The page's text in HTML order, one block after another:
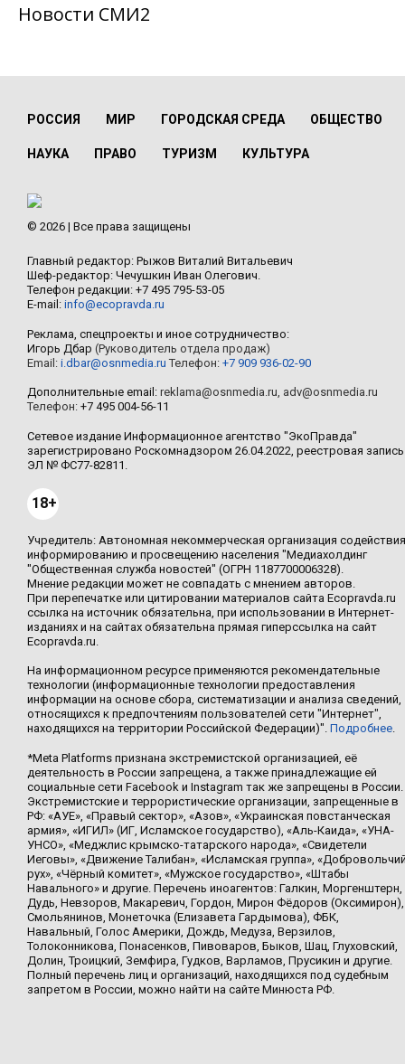
Новости СМИ2
РОССИЯ МИР ГОРОДСКАЯ СРЕДА ОБЩЕСТВО
НАУКА ПРАВО ТУРИЗМ КУЛЬТУРА
© 2026 | Все права защищены
Главный редактор: Рыжов Виталий Витальевич
Шеф-редактор: Чечушкин Иван Олегович.
Телефон редакции: +7 495 795-53-05
E-mail: info@ecopravda.ru
Реклама, спецпроекты и иное сотрудничество:
Игорь Дбар (Руководитель отдела продаж)
Email: i.dbar@osnmedia.ru Телефон: +7 909 936-02-90
Дополнительные email: reklama@osnmedia.ru adv@osnmedia.ru
Телефон: +7 495 004-56-11
Сетевое издание Информационное агентство "ЭкоПравда"
зарегистрировано Роскомнадзором 26.04.2022, реестровая запись
ЭЛ № ФС77-82811.
18+
Учредитель: Автономная некоммерческая организация содействия
информированию и просвещению населения "Медиахолдинг
"Общественная служба новостей" (ОГРН 1187700006328).
Мнение редакции может не совпадать с мнением авторов.
При перепечатке или цитировании материалов сайта Ecopravda.ru
ссылка на источник обязательна, при использовании в Интернет-
изданиях и на сайтах обязательна прямая гиперссылка на сайт
Ecopravda.ru.
На информационном ресурсе применяются рекомендательные
технологии (информационные технологии предоставления
информации на основе сбора, систематизации и анализа сведений,
относящихся к предпочтениям пользователей сети "Интернет",
находящихся на территории Российской Федерации)". Подробнее
*Meta Platforms признана экстремистской организацией, её
деятельность в России запрещена, а также принадлежащие ей
социальные сети Facebook и Instagram так же запрещены в России.
Экстремистские и террористические организации, запрещенные в
РФ: «АУЕ», «Правый сектор», «Азов», «Украинская повстанческая
армия», «ИГИЛ» (ИГ, Исламское государство), «Аль-Каида», «УНА-
УНСО», «Меджлис крымско-татарского народа», «Свидетели
Иеговы», «Движение Талибан», «Исламская группа»,
рух», «Чёрный комитет», «Мужское государство», «Штабы
Навального» и другие. Перечень иноагентов: Галкин, Моргенштерн,
Дудь, Невзоров, Макаревич, Гордон, Мирон Фёдоров (Оксимирон),
Смольянинов, Монеточка (Елизавета Гардымова), ФБК,
Навальный, Голос Америки, Дождь, Медуза, Верзилов,
Толоконникова, Понасенков, Пивоваров, Быков, Шац, Глуховский,
Долин, Троицкий, Земфира, Гудков, Варламов, Прусикин и другие.
Полный перечень лиц и организаций, находящихся под судебным
запретом в России, можно найти на сайте Минюста РФ.